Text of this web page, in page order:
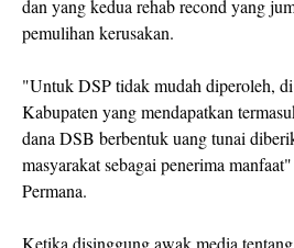
dan yang kedua rehab recond yang
pemulihan kerusakan.
"Untuk DSP tidak mudah diperoleh, di
Kabupaten yang mendapatkan
dana DSB berbentuk uang tunai
masyarakat sebagai penerima
Permana.
Ketika disinggung awak media